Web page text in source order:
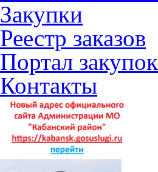
Закупки
Реестр заказов
Портал закупок
Контакты